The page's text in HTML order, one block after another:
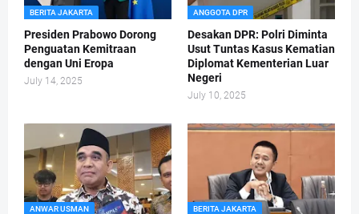
BERITA JAKARTA
Presiden Prabowo Dorong
Penguatan Kemitraan
dengan Uni Eropa
July 14, 2025
ANGGOTA DPR
Desakan DPR: Polri Diminta
Usut Tuntas Kasus Kematian
Diplomat Kementerian Luar
Negeri
July 10, 2025
ANWAR USMAN BERITA JAKARTA